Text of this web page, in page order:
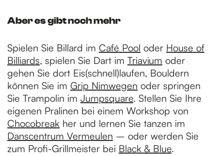
Aber es gibt noch mehr
Spielen Sie Billard im Café Pool oder House of
Billiards, spielen Sie Dart im Triavium oder
gehen Sie dort Eis(schnell)laufen, Bouldern
können Sie im Grip Nimwegen oder springen
Sie Trampolin im Jumpsquare. Stellen Sie Ihre
eigenen Pralinen bei einem Workshop von
Chocobreak her und lernen Sie tanzen im
Danscentrum Vermeulen – oder werden Sie
zum Profi-Grillmeister bei Black & Blue.